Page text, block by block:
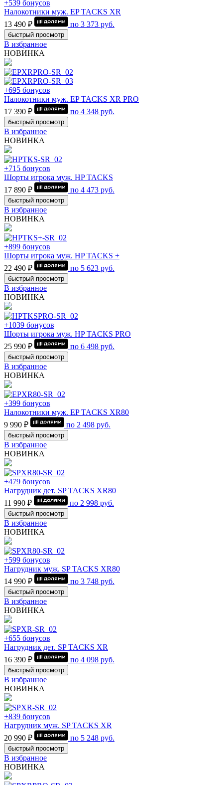
+539 бонусов
Налокотники муж. EP TACKS XR
13 490 ₽
по 3 373 руб.
быстрый просмотр
В избранное
НОВИНКА
+695 бонусов
Налокотники муж. EP TACKS XR PRO
17 390 ₽
по 4 348 руб.
быстрый просмотр
В избранное
НОВИНКА
+715 бонусов
Шорты игрока муж. HP TACKS
17 890 ₽
по 4 473 руб.
быстрый просмотр
В избранное
НОВИНКА
+899 бонусов
Шорты игрока муж. HP TACKS +
22 490 ₽
по 5 623 руб.
быстрый просмотр
В избранное
НОВИНКА
+1039 бонусов
Шорты игрока муж. HP TACKS PRO
25 990 ₽
по 6 498 руб.
быстрый просмотр
В избранное
НОВИНКА
+399 бонусов
Налокотники муж. EP TACKS XR80
9 990 ₽
по 2 498 руб.
быстрый просмотр
В избранное
НОВИНКА
+479 бонусов
Нагрудник дет. SP TACKS XR80
11 990 ₽
по 2 998 руб.
быстрый просмотр
В избранное
НОВИНКА
+599 бонусов
Нагрудник муж. SP TACKS XR80
14 990 ₽
по 3 748 руб.
быстрый просмотр
В избранное
НОВИНКА
+655 бонусов
Нагрудник дет. SP TACKS XR
16 390 ₽
по 4 098 руб.
быстрый просмотр
В избранное
НОВИНКА
+839 бонусов
Нагрудник муж. SP TACKS XR
20 990 ₽
по 5 248 руб.
быстрый просмотр
В избранное
НОВИНКА